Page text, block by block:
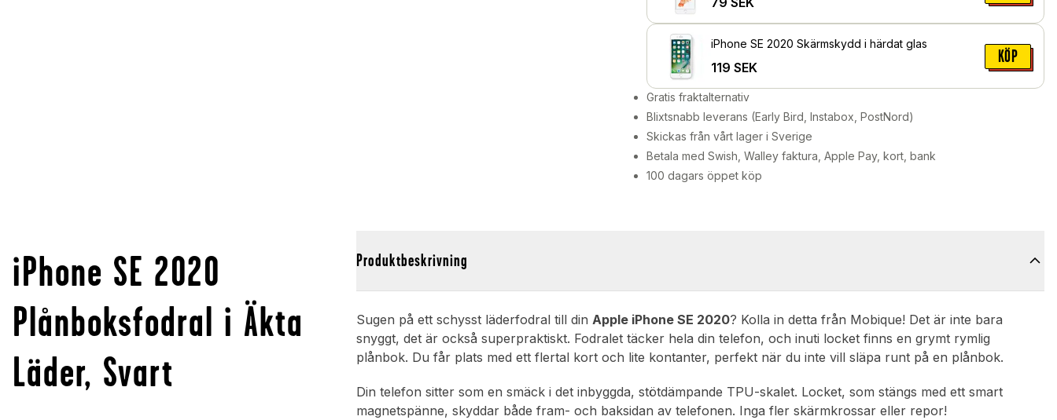
iPhone SE 2020 Skärmskydd i härdat glas
119 SEK
KÖP
Gratis fraktalternativ
Blixtsnabb leverans (Early Bird, Instabox, PostNord)
Skickas från vårt lager i Sverige
Betala med Swish, Walley faktura, Apple Pay, kort, bank
100 dagars öppet köp
iPhone SE 2020
Plånboksfodral i Äkta
Läder, Svart
Produktbeskrivning
Sugen på ett schysst läderfodral till dinApple iPhone SE 2020? Kolla in detta från Mobique! Det är inte bara
snyggt, det är också superpraktiskt. Fodralet täcker hela din telefon, och inuti locket finns en grymt rymlig
plånbok. Du får plats med ett flertal kort och lite kontanter, perfekt när du inte vill släpa runt på en plånbok.
Din telefon sitter som en smäck i det inbyggda, stötdämpande TPU-skalet. Locket, som stängs med ett smart
magnetspänne, skyddar både fram- och baksidan av telefonen. Inga fler skärmkrossar eller repor!